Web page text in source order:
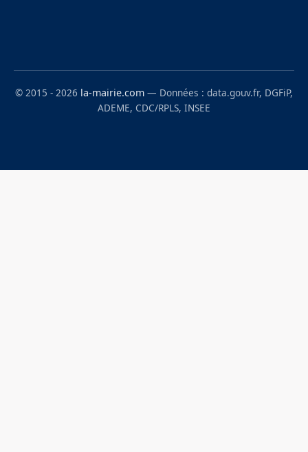
© 2015 - 2026 la-mairie.com — Données : data.gouv.fr, DGFiP,
ADEME, CDC/RPLS, INSEE